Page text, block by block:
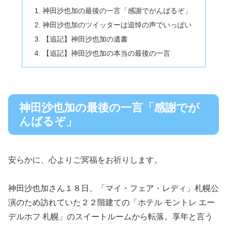
神田沙也加の最後の一言「感謝でがんばるぞ」
神田沙也加のツイッターは追悼の声でいっぱい
【追記】神田沙也加の遺書
【追記】神田沙也加の本当の最後の一言
神田沙也加の最後の一言「感謝でが
んばるぞ」
安らかに、心よりご冥福をお祈りします。
神田沙也加さん１８日、「マイ・フェア・レディ」札幌公
演のため訪れていた２２階建ての「ホテル モントレ エー
デルホフ 札幌」のスイートルームから転落。享年と言う